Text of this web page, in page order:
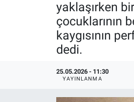
yaklaşırken
çocuklarının
kaygısının
dedi.
25.05.2026 - 11:30
YAYINLANMA
Alış-Veriş/İş dünyası
Kültür Sanat
Politika